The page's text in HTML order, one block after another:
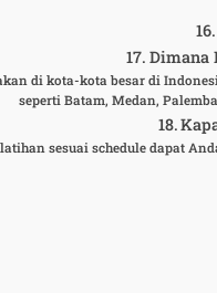
Dimana
di kota-kota besar di
seperti Batam, Medan,
sesuai schedule dapat